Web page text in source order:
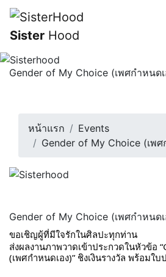
Sister Hood
Gender of My Choice (เพศกำหนดเ
หน้าแรก
Events
Gender of My Choice (เพศ
Gender of My Choice (เพศกำหนดเ
ขอเชิญผู้ที่มีใจรักในศิลปะทุกท่าน
ส่งผลงานภาพวาดเข้าประกวดในหัวข้อ
(เพศกำหนดเอง)” ชิงเงินรางวัล พร้อมใ